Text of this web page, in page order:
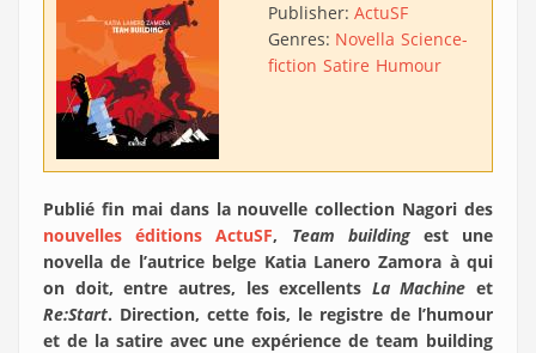
Publisher: ActuSF
Genres: Novella Science-
fiction Satire Humour
Publié fin mai dans la nouvelle collection Nagori des
nouvelles éditions ActuSF, Team buildingest une
novella de l’autrice belge Katia Lanero Zamora à qui
on doit, entre autres, les excellents La Machine et
Re:Start. Direction, cette fois, le registre de l’humour
et de la satire avec une expérience de team building